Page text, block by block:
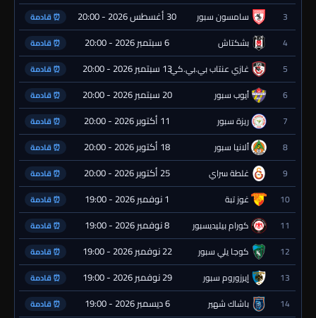
3 سامسون سبور 30 أغسطس 2026 - 20:00 ⏰ قادمة
4 بشكتاش 6 سبتمبر 2026 - 20:00 ⏰ قادمة
5 غازي عنتاب بي.بي.كي.13 سبتمبر 2026 - 20:00 ⏰ قادمة
6 أيوب سبور 20 سبتمبر 2026 - 20:00 ⏰ قادمة
7 ريزة سبور 11 أكتوبر 2026 - 20:00 ⏰ قادمة
8 ألانيا سبور 18 أكتوبر 2026 - 20:00 ⏰ قادمة
9 غلطة سراي 25 أكتوبر 2026 - 20:00 ⏰ قادمة
10 غوز تبة 1 نوفمبر 2026 - 19:00 ⏰ قادمة
11 كورام بيليديسبور 8 نوفمبر 2026 - 19:00 ⏰ قادمة
12 كوجا يلي سبور 22 نوفمبر 2026 - 19:00 ⏰ قادمة
13 إيرزوروم سبور 29 نوفمبر 2026 - 19:00 ⏰ قادمة
14 باشاك شهير 6 ديسمبر 2026 - 19:00 ⏰ قادمة